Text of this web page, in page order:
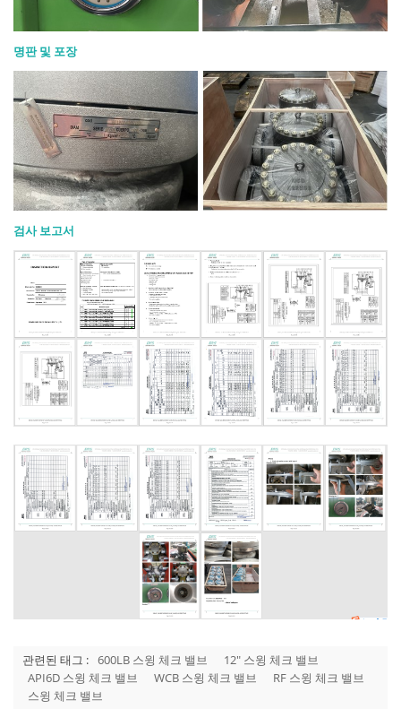
명판 및 포장
검사 보고서
관련된 태그 : 600LB 스윙 체크 밸브
12" 스윙 체크 밸브
API6D 스윙 체크 밸브
WCB 스윙 체크 밸브
RF 스윙 체크 밸브
스윙 체크 밸브